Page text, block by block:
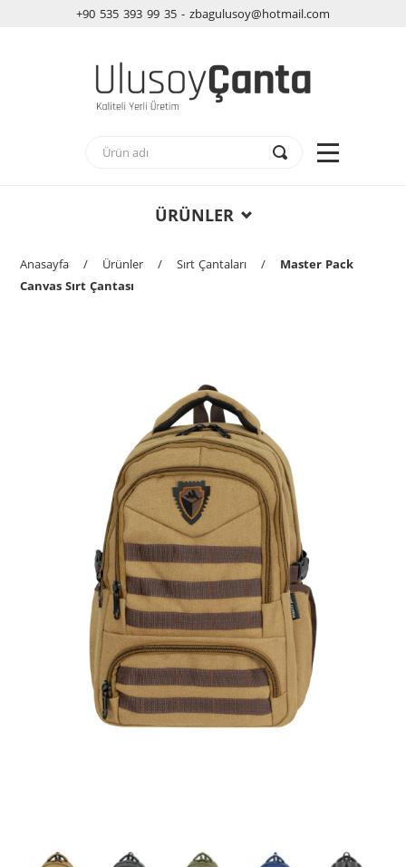
+90 535 393 99 35 - zbagulusoy@hotmail.com
ÜRÜNLER
Anasayfa / Ürünler / Sırt Çantaları /
Master Pack
Canvas Sırt Çantası